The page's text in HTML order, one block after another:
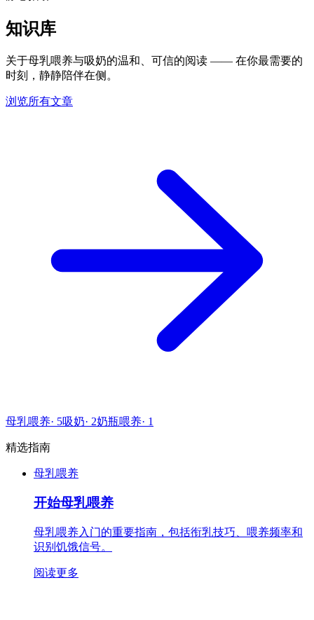
知识库
关于母乳喂养与吸奶的温和、可信的阅读 —— 在你最需要的
时刻，静静陪伴在侧。
浏览所有文章
母乳喂养· 5吸奶· 2奶瓶喂养· 1
精选指南
母乳喂养
开始母乳喂养
母乳喂养入门的重要指南，包括衔乳技巧、喂养频率和
识别饥饿信号。
阅读更多